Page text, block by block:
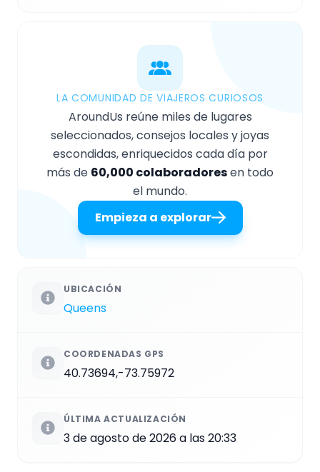
LA COMUNIDAD DE VIAJEROS CURIOSOS
AroundUs reúne miles de lugares
seleccionados, consejos locales y joyas
escondidas, enriquecidos cada día por
más de 60,000 colaboradoresen todo
el mundo.
Empieza a explorar
UBICACIÓN
Queens
COORDENADAS GPS
40.73694,-73.75972
ÚLTIMA ACTUALIZACIÓN
3 de agosto de 2026 a las 20:33